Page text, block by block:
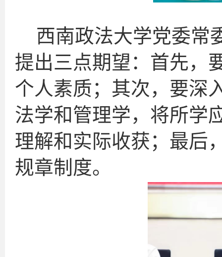
西南政法大学党委常
提出三点期望：首先，
个人素质；其次，要深
法学和管理学，将所学
理解和实际收获；最后
规章制度。